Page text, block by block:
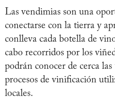
Las vendimias son una
conectarse con la tierra y
conlleva cada botella de
cabo recorridos por los
podrán conocer de cerca
procesos de vinificación
locales.